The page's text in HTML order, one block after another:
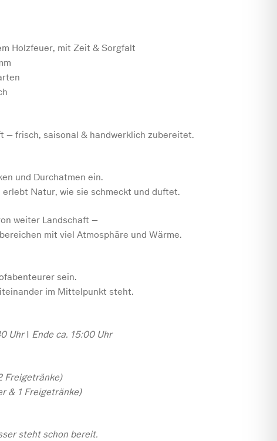
Holzfeuer, mit Zeit & Sorgfalt
– frisch, saisonal & handwerklich zubereitet.
und Durchatmen ein.
Natur, wie sie schmeckt und duftet.
weiter Landschaft –
mit viel Atmosphäre und Wärme.
sein.
im Mittelpunkt steht.
UhrI Ende ca. 15:00 Uhr
Freigetränke)
& 1 Freigetränke)
steht schon bereit.